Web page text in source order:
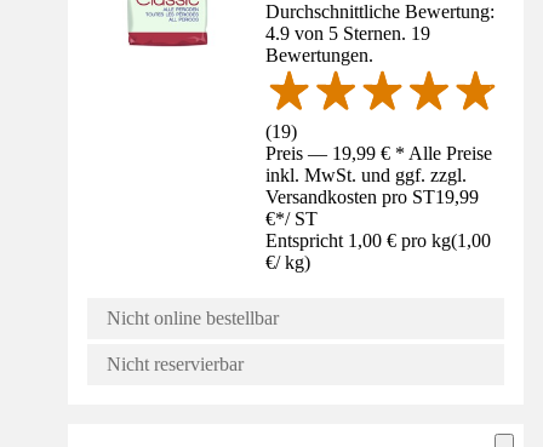
Durchschnittliche Bewertung:
4.9 von 5 Sternen. 19
Bewertungen.
(19)
Preis — 19,99 € * Alle Preise
inkl. MwSt. und ggf. zzgl.
Versandkosten pro ST19,99
€*/ ST
Entspricht 1,00 € pro kg(1,00
€/ kg)
Nicht online bestellbar
Nicht reservierbar